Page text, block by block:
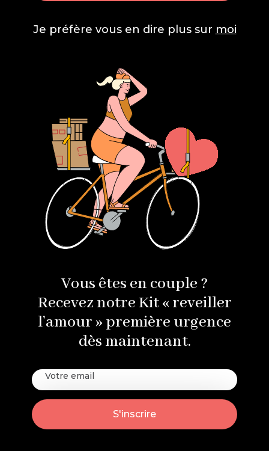
Je préfère vous en dire plus sur moi
Vous êtes en couple ?
Recevez notre Kit « reveiller
l’amour » première urgence
dès maintenant.